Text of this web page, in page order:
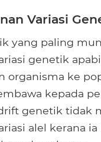
Variasi
yang paling
genetik
organisma ke
kepada
genetik tidak
alel kerana ia